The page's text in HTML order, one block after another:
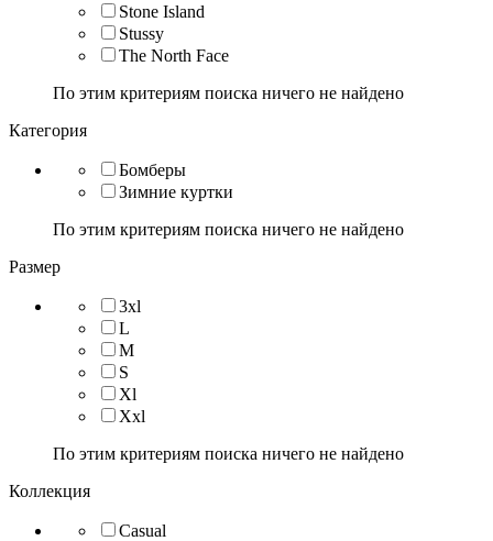
Stone Island
Stussy
The North Face
По этим критериям поиска ничего не найдено
Категория
Бомберы
Зимние куртки
По этим критериям поиска ничего не найдено
Размер
3xl
L
M
S
Xl
Xxl
По этим критериям поиска ничего не найдено
Коллекция
Casual